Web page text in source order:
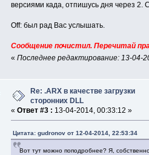
версиями када, отпишусь дня через 2.
Off: был рад Вас услышать.
Сообщение почистил. Перечитай
« Последнее редактирование: 13-04-
Re: .ARX в качестве загрузки
сторонних DLL
« Ответ #3 : 13-04-2014, 00:33:12 »
Цитата: gudronov от 12-04-2014, 22:53:34
Вот тут можно поподробнее? Я,